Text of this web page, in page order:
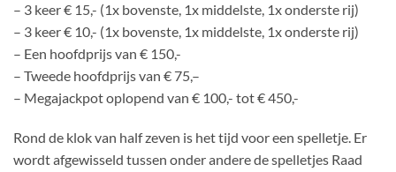
– 3 keer € 15,- (1x bovenste, 1x middelste, 1x onderste rij)
– 3 keer € 10,- (1x bovenste, 1x middelste, 1x onderste rij)
– Een hoofdprijs van € 150,-
– Tweede hoofdprijs van € 75,–
– Megajackpot oplopend van € 100,- tot € 450,-
Rond de klok van half zeven is het tijd voor een spelletje. Er
wordt afgewisseld tussen onder andere de spelletjes Raad